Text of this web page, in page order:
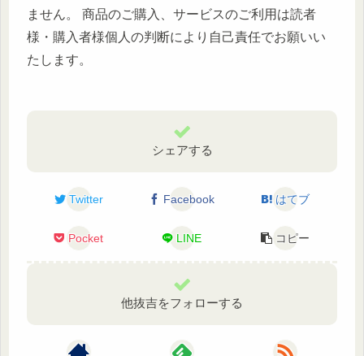
ません。 商品のご購入、サービスのご利用は読者
様・購入者様個人の判断により自己責任でお願いい
たします。
シェアする
Twitter Facebook はてブ
Pocket LINE コピー
他抜吉をフォローする